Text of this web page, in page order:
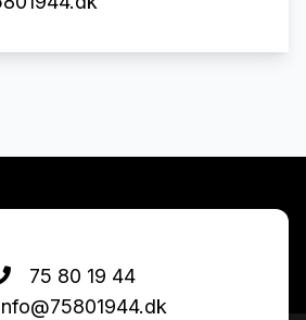
75 80 19 44